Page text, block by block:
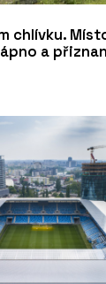
chlívku.
a